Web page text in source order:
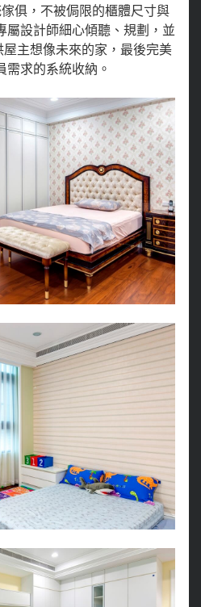
俱，不被侷限的櫃體尺寸與
屬設計師細心傾聽、規劃，並
主想像未來的家，最後完美
需求的系統收納。